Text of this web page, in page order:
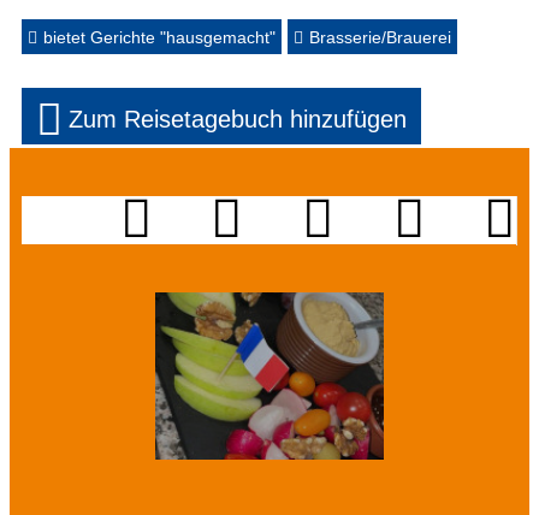
bietet Gerichte "hausgemacht" Brasserie/Brauerei
Zum Reisetagebuch hinzufügen